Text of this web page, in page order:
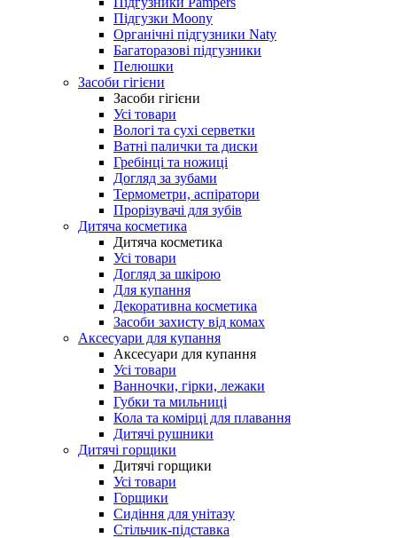
Підгузки Moony
Органічні підгузники Naty
Багаторазові підгузники
Пелюшки
Засоби гігієни
Засоби гігієни
Усі товари
Вологі та сухі серветки
Ватні палички та диски
Гребінці та ножиці
Догляд за зубами
Термометри, аспіратори
Прорізувачі для зубів
Дитяча косметика
Дитяча косметика
Усі товари
Догляд за шкірою
Для купання
Декоративна косметика
Засоби захисту від комах
Аксесуари для купання
Аксесуари для купання
Усі товари
Ванночки, гірки, лежаки
Губки та мильниці
Кола та комірці для плавання
Дитячі рушники
Дитячі горщики
Дитячі горщики
Усі товари
Горщики
Сидіння для унітазу
Стільчик-підставка